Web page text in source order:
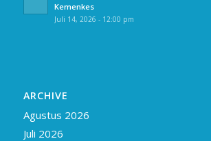
Kemenkes
Juli 14, 2026 - 12:00 pm
ARCHIVE
Agustus 2026
Juli 2026